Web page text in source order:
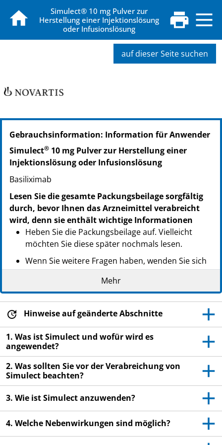
Simulect® 10 mg Pulver zur
Herstellung einer Injektionslösung
oder Infusionslösung
auf dieser Seite suchen
Gebrauchsinformation: Information für Anwender
Simulect® 10 mg Pulver zur Herstellung einer
Injektionslösung oder Infusionslösung
Basiliximab
Lesen Sie die gesamte Packungsbeilage sorgfältig
durch, bevor Ihnen das Arzneimittel verabreicht
wird, denn sie enthält wichtige Informationen
Heben Sie die Packungsbeilage auf. Vielleicht
möchten Sie diese später nochmals lesen.
Wenn Sie weitere Fragen haben, wenden Sie sich
bitte an Ihren Arzt, das medizinische
Fachpersonal oder Ihren Apotheker.
Wenn Sie Nebenwirkungen bemerken, wenden Sie
sich an Ihren Arzt, das medizinische Fachpersonal
oder Ihren Apotheker. Dies gilt auch für
Nebenwirkungen, die nicht in dieser
Packungsbeilage angegeben sind. Siehe Abschnitt
Mehr
Hinweise auf geänderte Abschnitte
1. Was ist Simulect und wofür wird es
angewendet?
2. Was sollten Sie vor der Verabreichung von
Simulect beachten?
3. Wie ist Simulect anzuwenden?
4. Welche Nebenwirkungen sind möglich?